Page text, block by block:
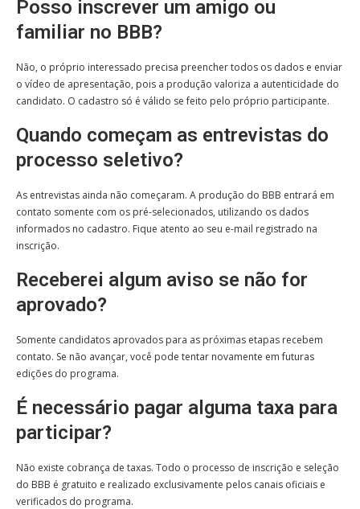
Posso inscrever um amigo ou
familiar no BBB?
Não, o próprio interessado precisa preencher todos os dados e enviar
o vídeo de apresentação, pois a produção valoriza a autenticidade do
candidato. O cadastro só é válido se feito pelo próprio participante.
Quando começam as entrevistas do
processo seletivo?
As entrevistas ainda não começaram. A produção do BBB entrará em
contato somente com os pré-selecionados, utilizando os dados
informados no cadastro. Fique atento ao seu e-mail registrado na
inscrição.
Receberei algum aviso se não for
aprovado?
Somente candidatos aprovados para as próximas etapas recebem
contato. Se não avançar, você pode tentar novamente em futuras
edições do programa.
É necessário pagar alguma taxa para
participar?
Não existe cobrança de taxas. Todo o processo de inscrição e seleção
do BBB é gratuito e realizado exclusivamente pelos canais oficiais e
verificados do programa.